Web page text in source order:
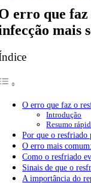
erro que
mais
O erro que faz o
Introdução
Resumo
Por que o resfriado
O erro mais
Como o resfriado
Sinais de que o
A importância do